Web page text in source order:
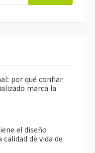
por qué confiar
marca la
el diseño
de vida de